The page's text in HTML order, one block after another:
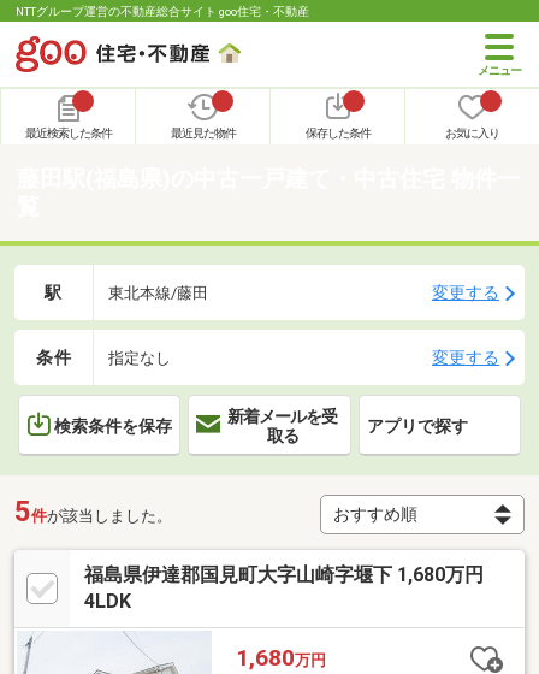
NTTグループ運営の不動産総合サイト goo住宅・不動産
最近検索した条件 最近見た物件 保存した条件 お気に入り
駅 東北本線/藤田 変更する
条件 指定なし 変更する
検索条件を保存
新着メールを受
取る
アプリで探す
5件が該当しました。
福島県伊達郡国見町大字山崎字堰下 1,680万円
4LDK
1,680万円